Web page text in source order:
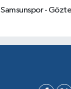
Samsunspor -